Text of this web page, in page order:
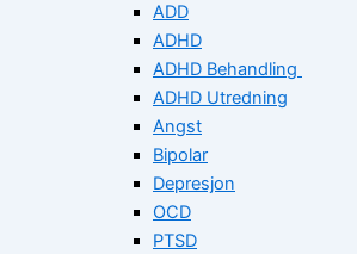
ADD
ADHD
ADHD Behandling
ADHD Utredning
Angst
Bipolar
Depresjon
OCD
PTSD